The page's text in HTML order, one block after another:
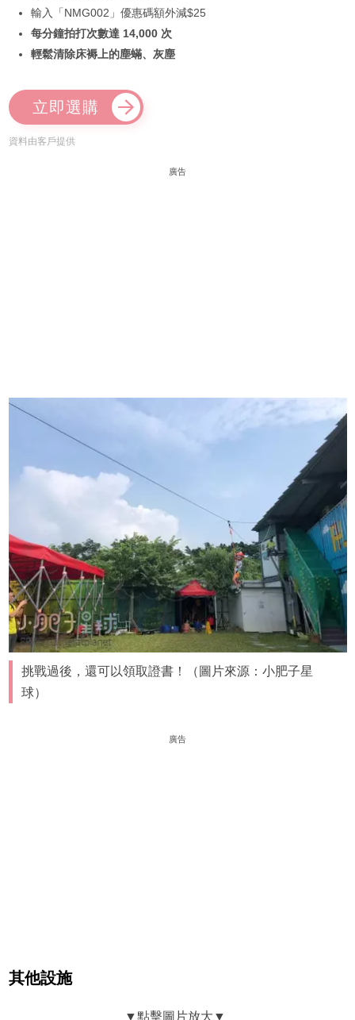
輸入「NMG002」優惠碼額外減$25
每分鐘拍打次數達 14,000 次
輕鬆清除床褥上的塵蟎、灰塵
立即選購
資料由客戶提供
廣告
挑戰過後，還可以領取證書！（圖片來源：小肥子星
球）
廣告
其他設施